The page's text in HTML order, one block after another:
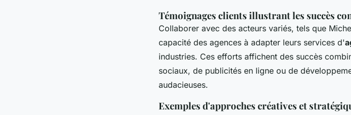
Témoignages clients illustrant les succès
Collaborer avec des acteurs variés, tels que
capacité des agences à adapter leurs services d'
industries. Ces efforts affichent des succès
sociaux, de publicités en ligne ou de
audacieuses.
Exemples d'approches créatives et